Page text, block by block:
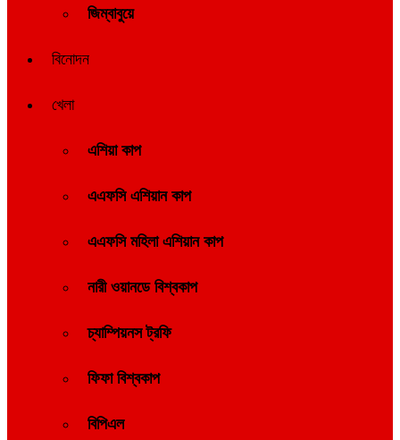
জিম্বাবুয়ে
বিনোদন
খেলা
এশিয়া কাপ
এএফসি এশিয়ান কাপ
এএফসি মহিলা এশিয়ান কাপ
নারী ওয়ানডে বিশ্বকাপ
চ্যাম্পিয়নস ট্রফি
ফিফা বিশ্বকাপ
বিপিএল